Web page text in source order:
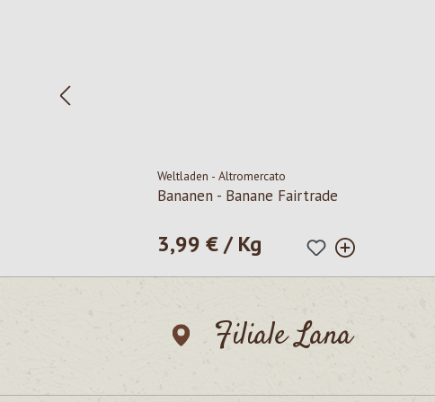
Weltladen - Altromercato
Bananen - Banane Fairtrade
Regulärer Preis:
3,99 € / Kg
Filiale Lana